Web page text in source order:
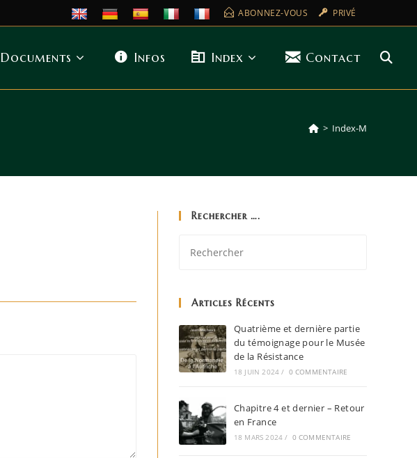
ABONNEZ-VOUS PRIVÉ
Documents Infos Index Contact
> Index-M
Rechercher ….
Articles Récents
Quatrième et dernière partie
du témoignage pour le Musée
de la Résistance
18 JUIN 2024 / 0 COMMENTAIRE
Chapitre 4 et dernier – Retour
en France
18 MARS 2024 / 0 COMMENTAIRE